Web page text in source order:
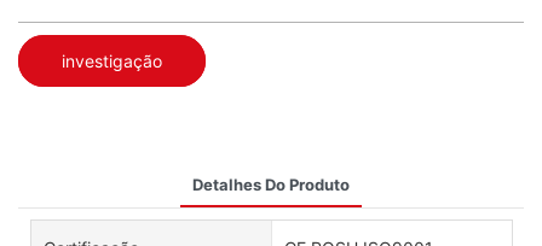
investigação
Detalhes Do Produto